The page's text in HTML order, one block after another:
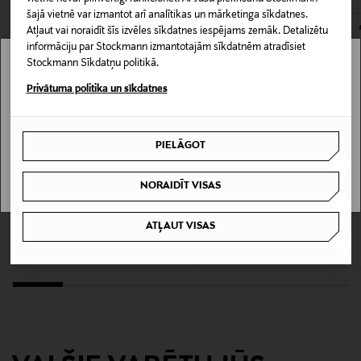
šajā vietnē var izmantot arī analītikas un mārketinga sīkdatnes.
Atļaut vai noraidīt šīs izvēles sīkdatnes iespējams zemāk. Detalizētu
informāciju par Stockmann izmantotajām sīkdatnēm atradīsiet
Stockmann Sīkdatņu politikā.
Privātuma politika un sīkdatnes
PIELĀGOT
NORAIDĪT VISAS
ATĻAUT VISAS
Mazgāšanas instrukcijas
Mazgāšana veļas mašīnā
Mazgāšanas temperatūra
Ražotāja daļas numurs
Ražotājs
KUPONA PRIEKŠROCĪBA KUPONA PRIEKŠROCĪBA
SCHIESSER
Stockmann nav pieejams tavā valstī.
I UNDERSTAND